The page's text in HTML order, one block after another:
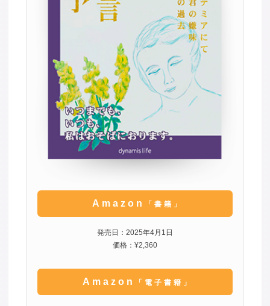
Amazon 「書籍」
発売日：2025年4月1日
価格：¥2,360
Amazon 「電子書籍」